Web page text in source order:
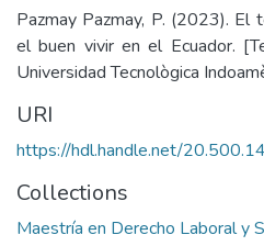
Pazmay Pazmay, P. (2023). El
el buen vivir en el Ecuador.
Universidad Tecnològica
URI
https://hdl.handle.net/
Collections
Maestría en Derecho Laboral y